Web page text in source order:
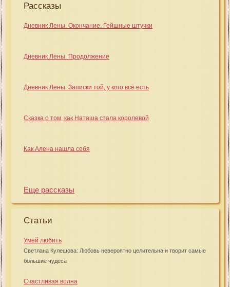
Рассказы
Дневник Лены. Окончание. Гейшные штучки
Дневник Лены. Продолжение
Дневник Лены. Записки той, у кого всё есть
Сказка о том, как Наташа стала королевой
Как Алена нашла себя
Еще рассказы
Статьи
Умей любить
Светлана Кулешова: Любовь невероятно целительна и творит самые
большие чудеса
Счастливая волна